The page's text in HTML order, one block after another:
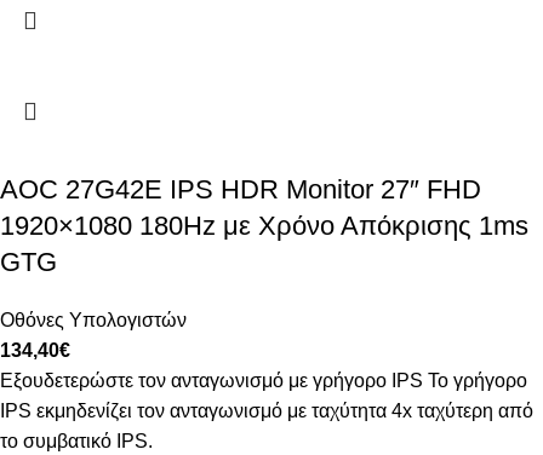
AOC 27G42E IPS HDR Monitor 27″ FHD
1920×1080 180Hz με Χρόνο Απόκρισης 1ms
GTG
Οθόνες Υπολογιστών
134,40€
Εξουδετερώστε τον ανταγωνισμό με γρήγορο IPS Το γρήγορο
IPS εκμηδενίζει τον ανταγωνισμό με ταχύτητα 4x ταχύτερη από
το συμβατικό IPS.